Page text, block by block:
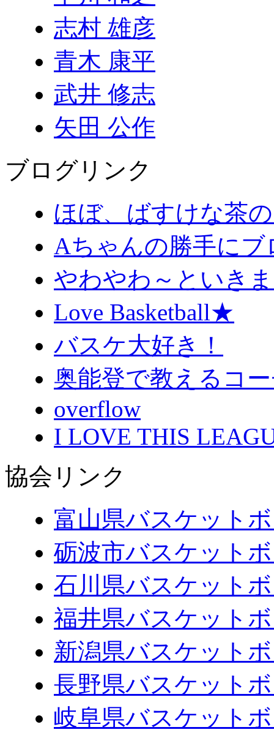
志村 雄彦
青木 康平
武井 修志
矢田 公作
ブログリンク
ほぼ、ばすけな茶
Aちゃんの勝手にブ
やわやわ～といき
Love Basketball★
バスケ大好き！
奥能登で教えるコ
overflow
I LOVE THIS
協会リンク
富山県バスケット
砺波市バスケット
石川県バスケット
福井県バスケット
新潟県バスケット
長野県バスケット
岐阜県バスケット